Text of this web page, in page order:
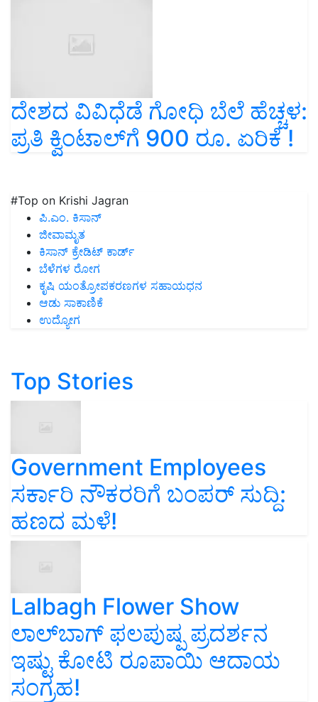
ದೇಶದ ವಿವಿಧೆಡೆ ಗೋಧಿ ಬೆಲೆ ಹೆಚ್ಚಳ:
ಪ್ರತಿ ಕ್ವಿಂಟಾಲ್‌ಗೆ 900 ರೂ. ಏರಿಕೆ !
#Top on Krishi Jagran
ಪಿ.ಎಂ. ಕಿಸಾನ್
ಜೀವಾಮೃತ
ಕಿಸಾನ್ ಕ್ರೇಡಿಟ್ ಕಾರ್ಡ್
ಬೆಳೆಗಳ ರೋಗ
ಕೃಷಿ ಯಂತ್ರೋಪಕರಣಗಳ ಸಹಾಯಧನ
ಆಡು ಸಾಕಾಣಿಕೆ
ಉದ್ಯೋಗ
Top Stories
Government Employees
ಸರ್ಕಾರಿ ನೌಕರರಿಗೆ ಬಂಪರ್‌ ಸುದ್ದಿ:
ಹಣದ ಮಳೆ!
Lalbagh Flower Show
ಲಾಲ್‌ಬಾಗ್ ಫಲಪುಷ್ಪ ಪ್ರದರ್ಶನ
ಇಷ್ಟು ಕೋಟಿ ರೂಪಾಯಿ ಆದಾಯ
ಸಂಗ್ರಹ!